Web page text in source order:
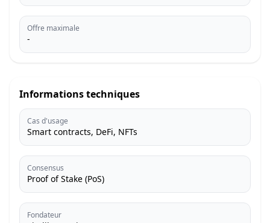
Offre maximale
-
Informations techniques
Cas d'usage
Smart contracts, DeFi, NFTs
Consensus
Proof of Stake (PoS)
Fondateur